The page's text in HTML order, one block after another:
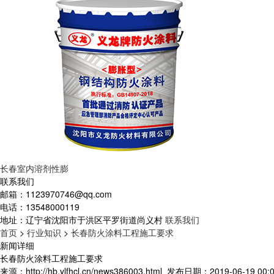
长春室内溶剂性膨
联系我们
邮箱： 1123970746@qq.com
电话： 13548000119
地址： 辽宁省沈阳市于洪区平罗街道尚义村 联系我们
首页 > 行业知识 > 长春防火涂料工程施工要求
新闻详细
长春防火涂料工程施工要求
来源：http://hb.ylfhcl.cn/news386003.html 发布日期：2019-06-19